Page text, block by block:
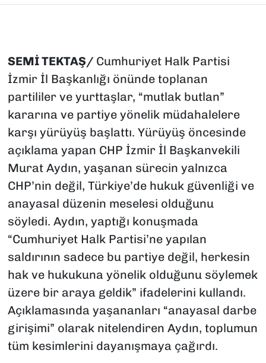
SEMİ TEKTAŞ/ Cumhuriyet Halk Partisi
İzmir İl Başkanlığı önünde toplanan
partililer ve yurttaşlar, “mutlak butlan”
kararına ve partiye yönelik müdahalelere
karşı yürüyüş başlattı. Yürüyüş öncesinde
açıklama yapan CHP İzmir İl Başkanvekili
Murat Aydın, yaşanan sürecin yalnızca
CHP’nin değil, Türkiye’de hukuk güvenliği ve
anayasal düzenin meselesi olduğunu
söyledi. Aydın, yaptığı konuşmada
“Cumhuriyet Halk Partisi’ne yapılan
saldırının sadece bu partiye değil, herkesin
hak ve hukukuna yönelik olduğunu söylemek
üzere bir araya geldik” ifadelerini kullandı.
Açıklamasında yaşananları “anayasal darbe
girişimi” olarak nitelendiren Aydın, toplumun
tüm kesimlerini dayanışmaya çağırdı.